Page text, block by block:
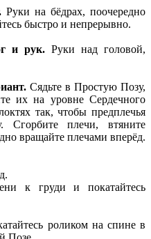
Руки на бёдрах, поочередно
быстро и непрерывно.
и рук. Руки над головой,
Сядьте в Простую Позу,
их на уровне Сердечного
так, чтобы предплечья
Сгорбите плечи, втяните
вращайте плечами вперёд.
к груди и покатайтесь
роликом на спине в